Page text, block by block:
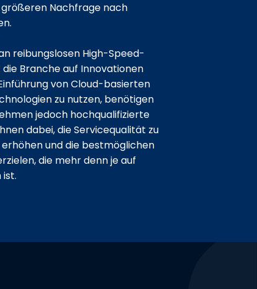
Nachfrage nach
reibungslosen High-Speed-
Branche auf Innovationen
von Cloud-basierten
zu nutzen, benötigen
jedoch hochqualifizierte
dabei, die Servicequalität zu
und die bestmöglichen
die mehr denn je auf